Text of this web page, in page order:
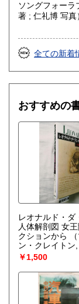
ソングフォーラブ
著 ; 仁礼博 写真
全ての新着
おすすめの
レオナルド・ダ
人体解剖図 女
クションから
ン・クレイトン
ロ 共著 ; 東京芸
剖学講座 訳）
￥1,500